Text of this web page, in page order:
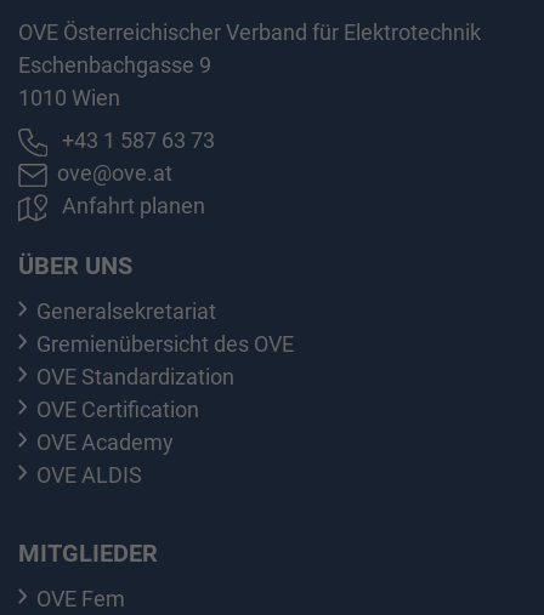
OVE Österreichischer Verband für Elektrotechnik
Eschenbachgasse 9
1010 Wien
+43 1 587 63 73
ove@ove.at
Anfahrt planen
ÜBER UNS
Generalsekretariat
Gremienübersicht des OVE
OVE Standardization
OVE Certification
OVE Academy
OVE ALDIS
MITGLIEDER
OVE Fem